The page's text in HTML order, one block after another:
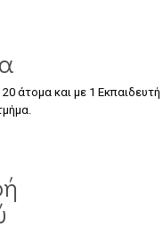
άτομα και με 1 Εκπαιδευτή